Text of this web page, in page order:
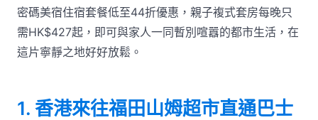
密碼美宿住宿套餐低至44折優惠，親子複式套房每晚只
需HK$427起，即可與家人一同暫別喧囂的都市生活，在
這片寧靜之地好好放鬆。
1. 香港來往福田山姆超市直通巴士